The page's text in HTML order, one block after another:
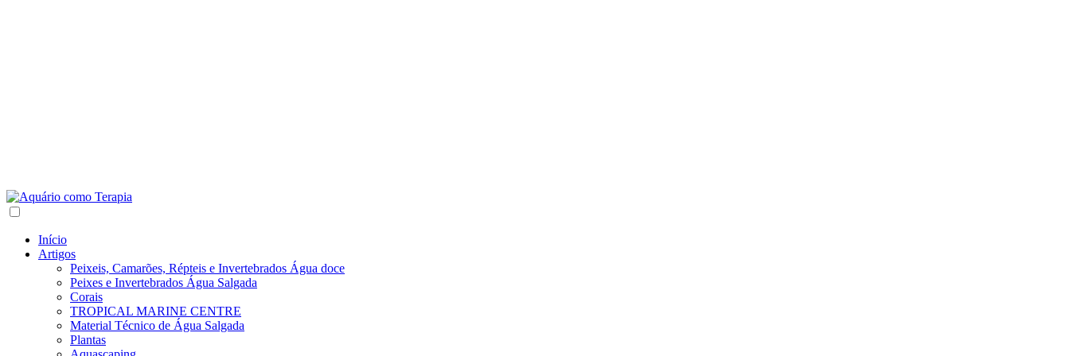
Início
Artigos
Peixeis, Camarões, Répteis e Invertebrados Água doce
Peixes e Invertebrados Água Salgada
Corais
TROPICAL MARINE CENTRE
Material Técnico de Água Salgada
Plantas